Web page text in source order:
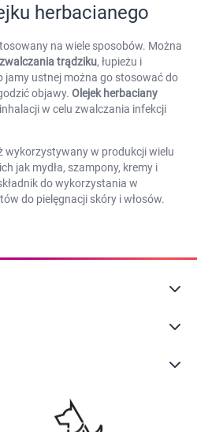
herbacianego
na wiele sposobów. Można
zwalczania trądziku, łupieżu i
jamy ustnej można go stosować do
objawy. Olejek herbaciany
w celu zwalczania infekcji
wykorzystywany w produkcji wielu
jak mydła, szampony, kremy i
do wykorzystania w
do pielęgnacji skóry i włosów.